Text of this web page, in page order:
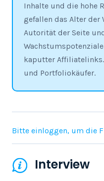
Inhalte und die hohe
gefallen das Alter der
Autorität der Seite
kaputter
und Portfoliokäufer.
Bitte einloggen, um die
Interview